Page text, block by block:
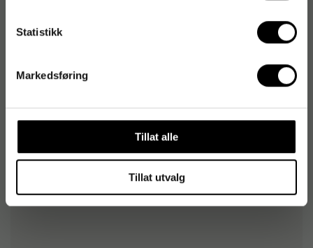
Statistikk
Markedsføring
Tillat alle
Tillat utvalg
Produktspesifikasjoner
Risteprofil Medium brent